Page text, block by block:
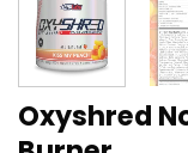
Oxyshred